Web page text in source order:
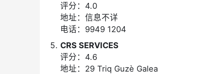
评分：4.0
地址：信息不详
电话：9949 1204
CRS SERVICES
评分：4.6
地址：29 Triq Guzè Galea